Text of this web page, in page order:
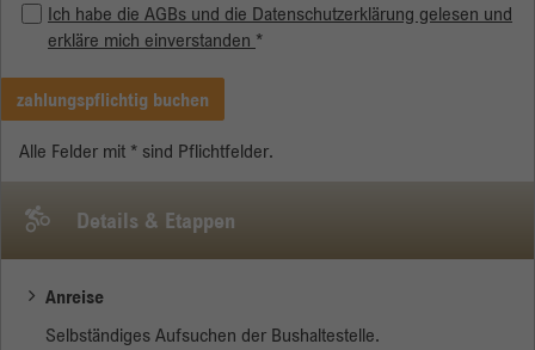
Ich habe die AGBs und die Datenschutzerklärung gelesen und
erkläre mich einverstanden *
zahlungspflichtig buchen
Alle Felder mit * sind Pflichtfelder.
Details & Etappen
Anreise
Selbständiges Aufsuchen der Bushaltestelle.